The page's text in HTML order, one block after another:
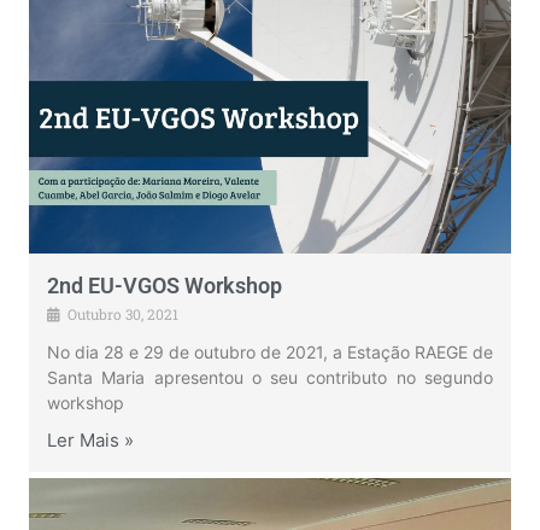
2nd EU-VGOS Workshop
Outubro 30, 2021
No dia 28 e 29 de outubro de 2021, a Estação RAEGE de
Santa Maria apresentou o seu contributo no segundo
workshop
Ler Mais »